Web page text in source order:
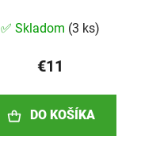
✅ Skladom (3 ks)
€11
DO KOŠÍKA